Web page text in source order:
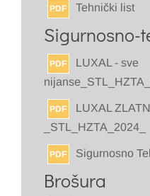
PDF Tehnički list
Sigurnosno-
PDF
LUXAL - sve
PDF
LUXAL
_STL_HZTA_2024_
PDF Sigurnosno
Brošura